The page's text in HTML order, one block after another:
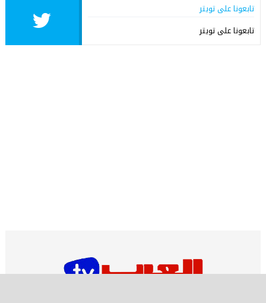
تابعونا على تويتر
تابعونا على تويتر